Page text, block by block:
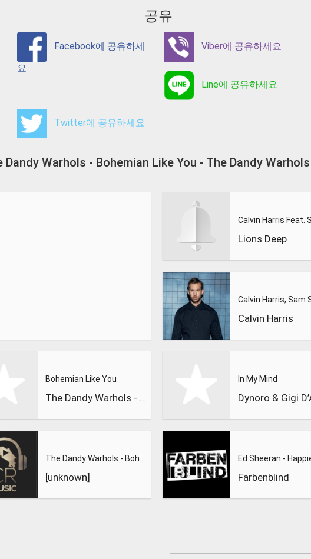
공유
Facebook에 공유하세
요
Viber에 공유하세요
Line에 공유하세요
Twitter에 공유하세요
Dandy Warhols - Bohemian Like You - The Dandy
Bohemian Like You
The Dandy Warhols - Bohemian Like You
[unknown]
Lions Deep
Calvin Harris
In My Mind
Ed Sheeran -
Farbenblind